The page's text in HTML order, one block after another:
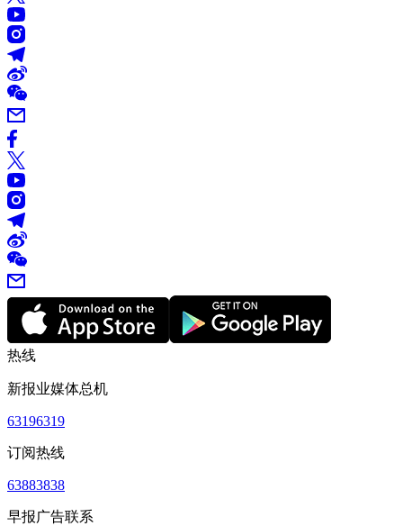
热线
新报业媒体总机
63196319
订阅热线
63883838
早报广告联系